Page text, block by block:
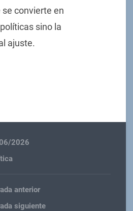
convierte en
sino la
ajuste.
2026
anterior
siguiente